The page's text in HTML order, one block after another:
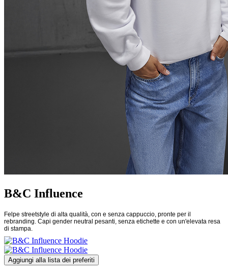
B&C Influence
Felpe streetstyle di alta qualità, con e senza cappuccio, pronte per il
rebranding. Capi gender neutral pesanti, senza etichette e con un'elevata resa
di stampa.
Aggiungi alla lista dei preferiti